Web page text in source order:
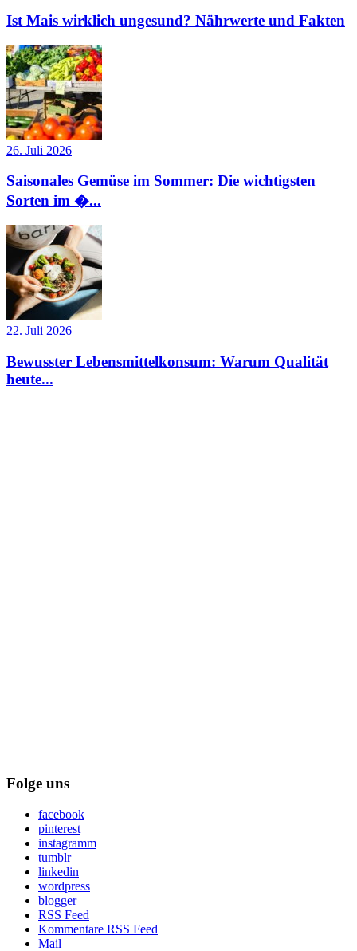
Ist Mais wirklich ungesund? Nährwerte und Fakten
26. Juli 2026
Saisonales Gemüse im Sommer: Die wichtigsten
Sorten im �...
22. Juli 2026
Bewusster Lebensmittelkonsum: Warum Qualität
heute...
Folge uns
facebook
pinterest
instagramm
tumblr
linkedin
wordpress
blogger
RSS Feed
Kommentare RSS Feed
Mail